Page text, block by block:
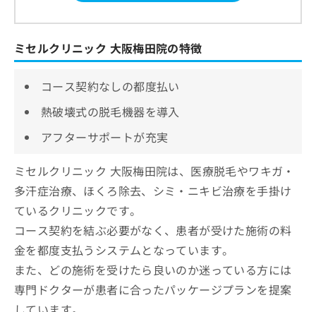
ミセルクリニック 大阪梅田院の特徴
コース契約なしの都度払い
熱破壊式の脱毛機器を導入
アフターサポートが充実
ミセルクリニック 大阪梅田院は、医療脱毛やワキガ・
多汗症治療、ほくろ除去、シミ・ニキビ治療を手掛け
ているクリニックです。
コース契約を結ぶ必要がなく、患者が受けた施術の料
金を都度支払うシステムとなっています。
また、どの施術を受けたら良いのか迷っている方には
専門ドクターが患者に合ったパッケージプランを提案